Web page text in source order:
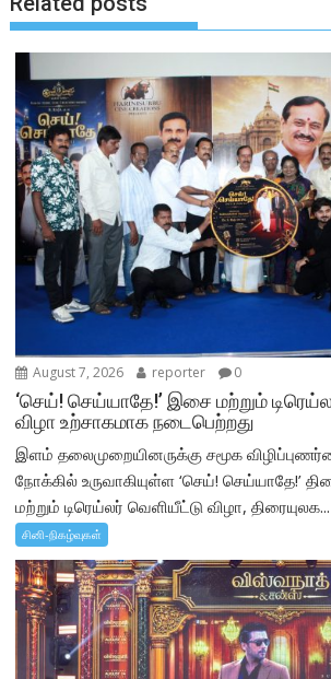
August 7, 2026 reporter 0
‘செய்! செய்யாதே!’ இசை மற்றும்
விழா உற்சாகமாக நடைபெற்றது
இளம் தலைமுறையினருக்கு சமூக
நோக்கில் உருவாகியுள்ள ‘செய்! செய்யாதே!’
மற்றும் டிரெய்லர் வெளியீட்டு விழா, திரையுலக...
சினி-நிகழ்வுகள்